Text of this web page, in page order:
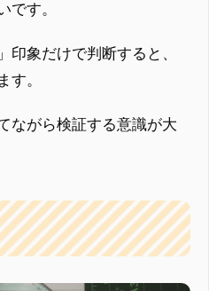
です。
印象だけで判断すると、
す。
ながら検証する意識が大